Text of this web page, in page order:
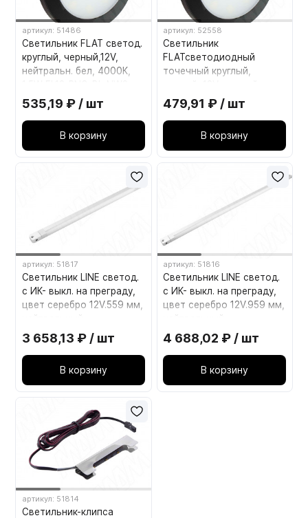
артикул: 51486
Светильник FLAT светод.
круглый, черный,12V,
нейтральн. бел, 4000К,
535,19 ₽ / шт
В корзину
артикул: 52558
Светильник
FLATcветодиодный
точечный круглый,
белый 3000К, 1.5W FL12-
RNO-BL-WW2
479,91 ₽ / шт
В корзину
артикул: 51817
Светильник LINE светод.
с ИК- выкл. на преграду,
цвет серебро 12V.559 мм,
белый,4000К.5.4W LE12-
600-2DS-NW5
3 658,13 ₽ / шт
В корзину
артикул: 51816
Светильник LINE светод.
с ИК- выкл. на преграду,
цвет серебро 12V.959 мм,
белый,4000К.10,2W LE12-
1000-2DS-NW10
4 688,02 ₽ / шт
В корзину
артикул: 51814
Светильник-клипса